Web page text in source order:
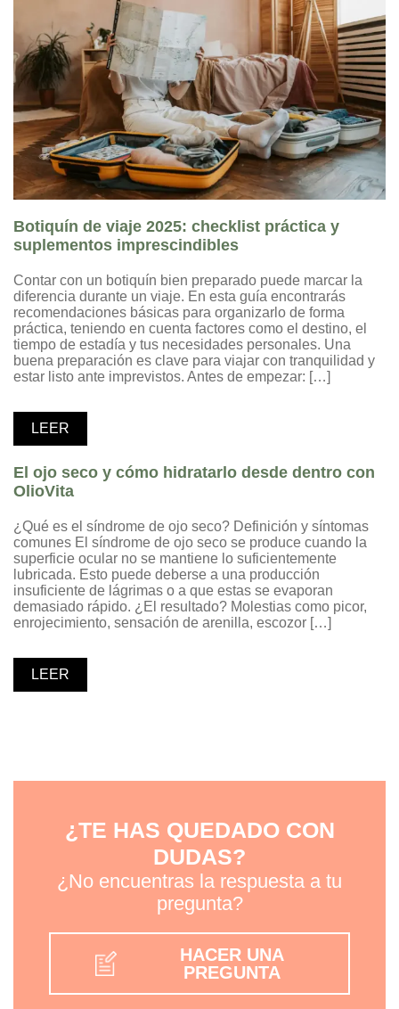
Botiquín de viaje 2025: checklist práctica y
suplementos imprescindibles
Contar con un botiquín bien preparado puede marcar la
diferencia durante un viaje. En esta guía encontrarás
recomendaciones básicas para organizarlo de forma
práctica, teniendo en cuenta factores como el destino, el
tiempo de estadía y tus necesidades personales. Una
buena preparación es clave para viajar con tranquilidad y
estar listo ante imprevistos. Antes de empezar: […]
LEER
El ojo seco y cómo hidratarlo desde dentro con
OlioVita
¿Qué es el síndrome de ojo seco? Definición y síntomas
comunes El síndrome de ojo seco se produce cuando la
superficie ocular no se mantiene lo suficientemente
lubricada. Esto puede deberse a una producción
insuficiente de lágrimas o a que estas se evaporan
demasiado rápido. ¿El resultado? Molestias como picor,
enrojecimiento, sensación de arenilla, escozor […]
LEER
¿TE HAS QUEDADO CON
DUDAS?
¿No encuentras la respuesta a tu
pregunta?
HACER UNA
PREGUNTA